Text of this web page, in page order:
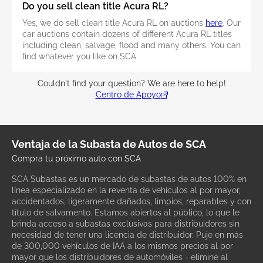
Do you sell clean title Acura RL?
Yes, we do sell clean title Acura RL on auctions here. Our
car auctions contain dozens of different Acura RL titles
including clean, salvage, flood and many others. You can
find whatever you like on SCA.
Couldn't find your question? We are here to help!
Centro de Apoyo
Ventaja de la Subasta de Autos de SCA
Compra tu próximo auto con SCA
SCA Subastas es un mercado de subastas de autos 100% en
línea especializado en la reventa de vehículos al por mayor,
accidentados, ligeramente dañados, limpios, reparables y con
título de salvamento. Estamos abiertos al público, lo que le
brinda acceso a subastas exclusivas para distribuidores sin
necesidad de tener una licencia de distribuidor. Puje en más
de 300,000 vehículos de IAA a los mismos precios al por
mayor que los distribuidores de automóviles - elimine al